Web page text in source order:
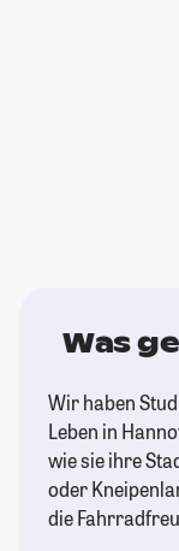
Was
Wir haben
Leben in
wie sie ihre
oder
die